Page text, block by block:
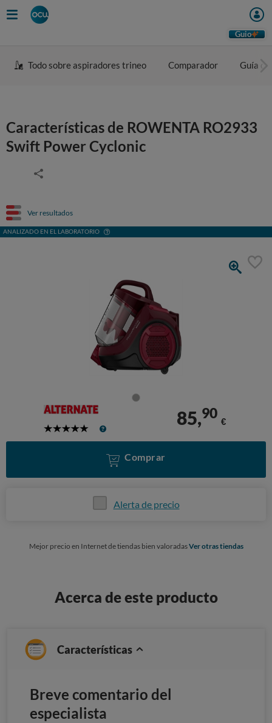
Guio
Todo sobre aspiradores trineo Comparador Guía
Características de ROWENTA RO2933
Swift Power Cyclonic
Ver resultados
ANALIZADO EN EL LABORATORIO
5
85,90
€
Comprar
Alerta de precio
Mejor precio en Internet de tiendas bien valoradasVer otras tiendas
Acerca de este producto
Características
Breve comentario del
especialista